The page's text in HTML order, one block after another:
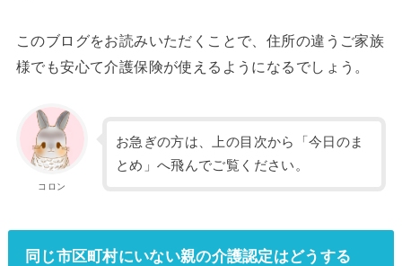
このブログをお読みいただくことで、住所の違うご家族
様でも安心て介護保険が使えるようになるでしょう。
コロン
お急ぎの方は、上の目次から「今日のま
とめ」へ飛んでご覧ください。
同じ市区町村にいない親の介護認定はどうする